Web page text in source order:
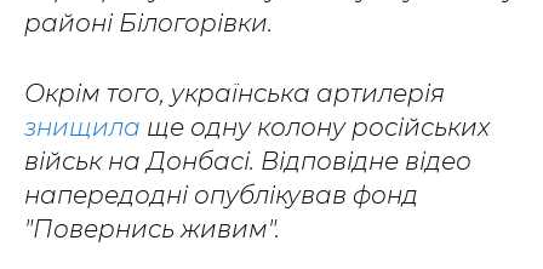
районі Білогорівки.
Окрім того, українська артилерія
знищила ще одну колону російських
військ на Донбасі. Відповідне відео
напередодні опублікував фонд
"Повернись живим".